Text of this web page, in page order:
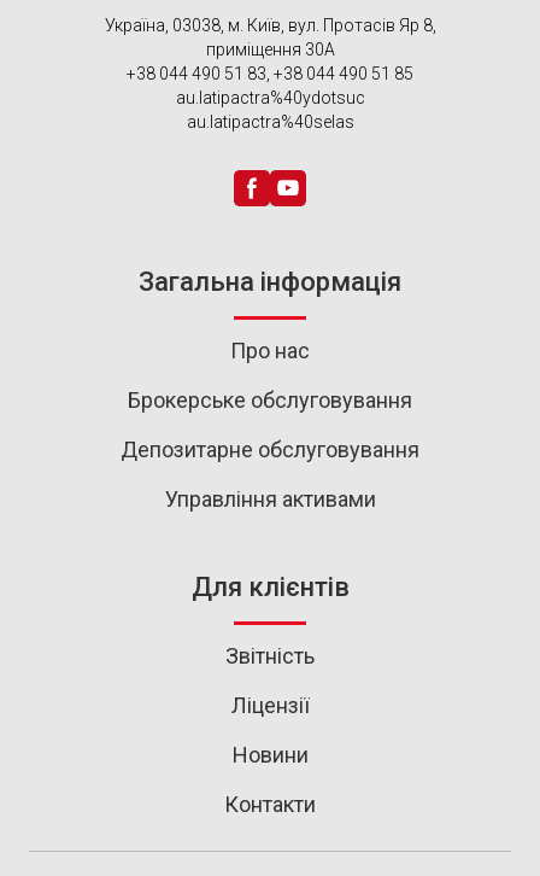
Україна, 03038, м. Київ, вул. Протасів Яр 8,
приміщення 30А
+38 044 490 51 83, +38 044 490 51 85
au.latipactra%40ydotsuc
au.latipactra%40selas
Загальна інформація
Про нас
Брокерське обслуговування
Депозитарне обслуговування
Управління активами
Для клієнтів
Звітність
Ліцензії
Новини
Контакти